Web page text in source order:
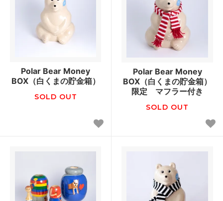
Polar Bear Money
BOX（白くまの貯金箱）
SOLD OUT
Polar Bear Money
BOX（白くまの貯金箱）
限定 マフラー付き
SOLD OUT